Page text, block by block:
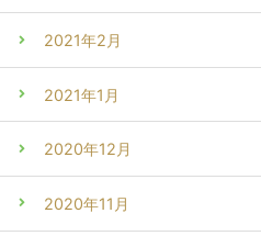
2021年2月
2021年1月
2020年12月
2020年11月